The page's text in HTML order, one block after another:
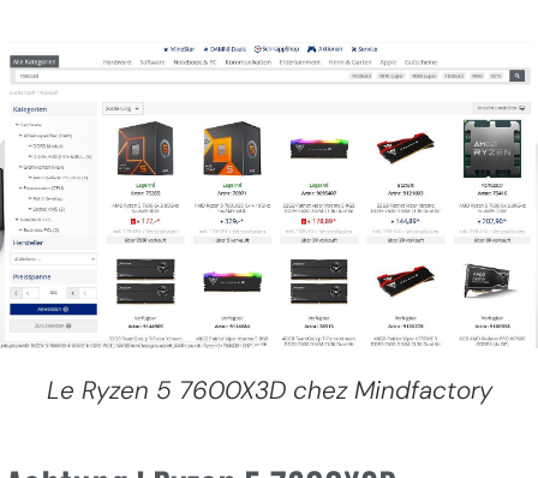
Le Ryzen 5 7600X3D chez Mindfactory